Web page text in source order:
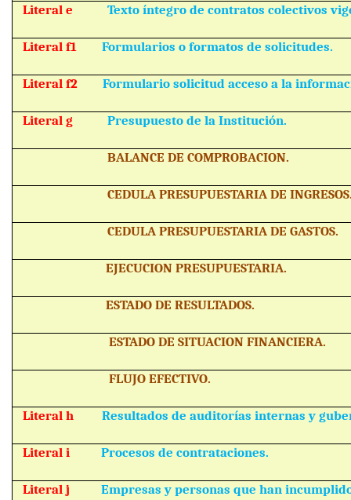
Literal e Texto íntegro de contratos colectivos
Literal f1 Formularios o formatos de solicitudes.
Literal f2 Formulario solicitud acceso a la
Literal g Presupuesto de la Institución.
BALANCE DE COMPROBACION.
CEDULA PRESUPUESTARIA DE
CEDULA PRESUPUESTARIA DE GASTOS.
EJECUCION PRESUPUESTARIA.
ESTADO DE RESULTADOS.
ESTADO DE SITUACION FINANCIERA.
FLUJO EFECTIVO.
Literal h Resultados de auditorías internas y
Literal i Procesos de contrataciones.
Literal j Empresas y personas que han